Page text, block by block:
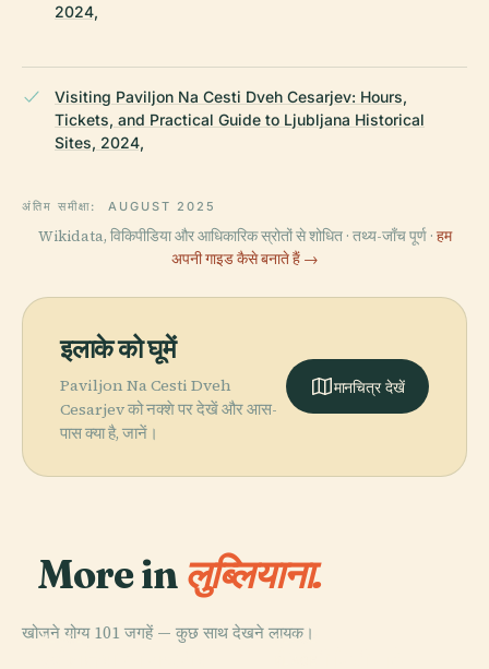
2024,
Visiting Paviljon Na Cesti Dveh Cesarjev: Hours,
Tickets, and Practical Guide to Ljubljana Historical
Sites, 2024,
अंतिम समीक्षा: AUGUST 2025
Wikidata, विकिपीडिया और आधिकारिक स्रोतों से शोधित · तथ्य-जाँच पूर्ण · हम
अपनी गाइड कैसे बनाते हैं →
इलाके को घूमें
Paviljon Na Cesti Dveh
Cesarjev को नक्शे पर देखें और आस-
पास क्या है, जानें।
मानचित्र देखें
More in लुब्लियाना.
खोजने योग्य 101 जगहें — कुछ साथ देखने लायक।
PLACE PLACE
PLACE